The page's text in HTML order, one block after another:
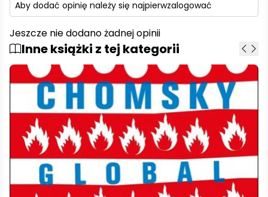
Aby dodać opinię należy się najpierwzalogować
Jeszcze nie dodano żadnej opinii
Inne książki z tej kategorii